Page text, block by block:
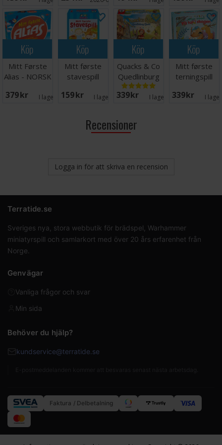
Köp
Mitt Første
Alias - NORSK
379 SEK I lager:
Köp
Mitt første
stavespill
159 SEK I lager: 3
Köp
Quacks & Co
Quedlinburg
Dash
Brädspel
339 SEK I lager: 2
Köp
Mitt første
terningspill
339 SEK I
Recensioner
Logga in för att skriva en recension
Terratide.se
Sveriges nya, stora webbutik för brädspel, Warhammer
miniatyrspill och samlarkort med över 20 års erfarenhet från
Norge.
Genvägar
Vanliga frågor och svar
Min sida
Behöver du hjälp?
kundservice@terratide.se
Faktura / Delbetalning